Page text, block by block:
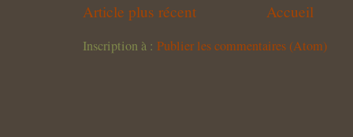
Article plus récent Accueil
Inscription à : Publier les commentaires (Atom)